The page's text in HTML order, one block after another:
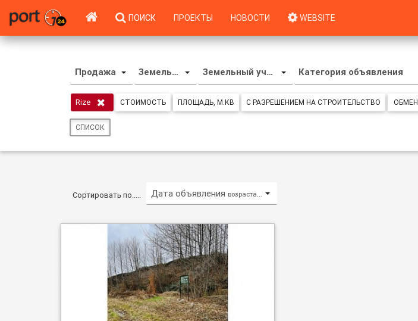
ПОИСК ПРОЕКТЫ НОВОСТИ WEBSITE
Продажа Земельный участокЗемельный участок в коммерческой зоне
Категория объявления
Rize СТОИМОСТЬ ПЛОЩАДЬ, М.КВ С РАЗРЕШЕНИЕМ НА СТРОИТЕЛЬСТВО ОБМЕН
СПИСОК
Сортировать по..... Дата объявления возрастающий/по возрастанию